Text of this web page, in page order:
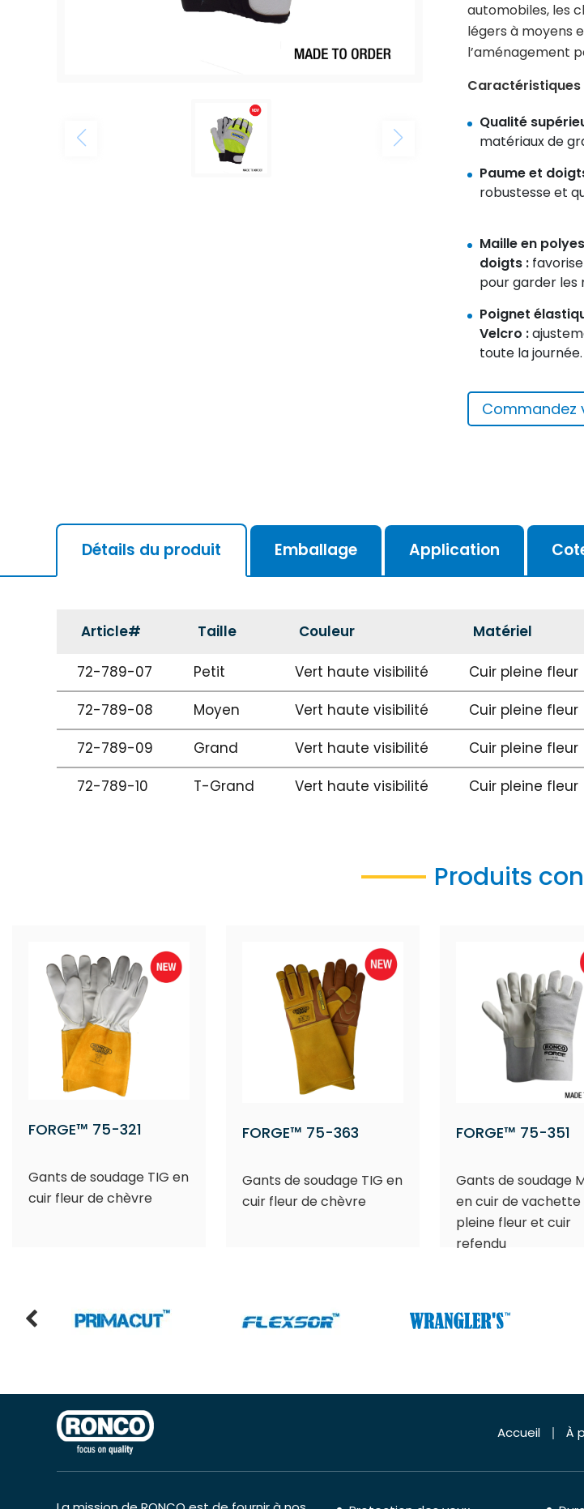
automobiles, les
légers à moyens
l’aménagement
Qualité
matériaux de
Paume et
robustesse et
Maille en
doigts :favorise
pour garder les
Poignet
Velcro :
toute la journée.
Commandez
Détails du produit Emballage Application
Article# Taille Couleur Matériel
72-789-07 Petit Vert haute visibilité Cuir pleine fleur
72-789-08
Moyen Vert haute visibilité Cuir pleine fleur
72-789-09
Grand Vert haute visibilité Cuir pleine fleur
72-789-10
T-Grand Vert haute visibilité Cuir pleine fleur
Produits
FORGE™ 75-321
Gants de soudage TIG en
cuir fleur de chèvre
FORGE™ 75-363
Gants de soudage TIG en
cuir fleur de chèvre
FORGE™ 75-351
Gants de soudage
en cuir de vachette
pleine fleur et cuir
refendu
Accueil À